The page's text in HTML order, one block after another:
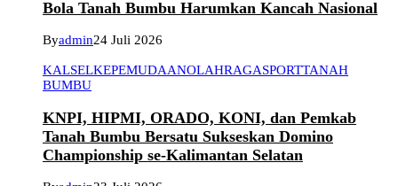
Bola Tanah Bumbu Harumkan Kancah Nasional
Byadmin24 Juli 2026
KALSELKEPEMUDAANOLAHRAGASPORTTANAH
BUMBU
KNPI, HIPMI, ORADO, KONI, dan Pemkab
Tanah Bumbu Bersatu Sukseskan Domino
Championship se-Kalimantan Selatan